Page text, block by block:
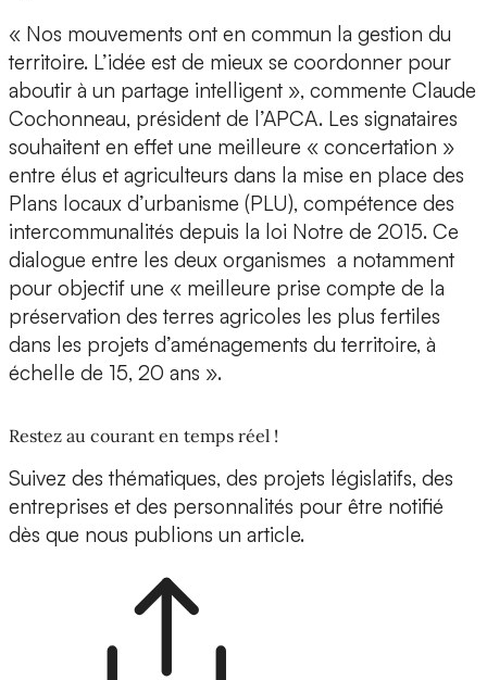
« Nos mouvements ont en commun la gestion du
territoire. L’idée est de mieux se coordonner pour
aboutir à un partage intelligent », commente Claude
Cochonneau, président de l’APCA. Les signataires
souhaitent en effet une meilleure « concertation »
entre élus et agriculteurs dans la mise en place des
Plans locaux d’urbanisme (PLU), compétence des
intercommunalités depuis la loi Notre de 2015. Ce
dialogue entre les deux organismes a notamment
pour objectif une « meilleure prise compte de la
préservation des terres agricoles les plus fertiles
dans les projets d’aménagements du territoire, à
échelle de 15, 20 ans ».
Restez au courant en temps réel !
Suivez des thématiques, des projets législatifs, des
entreprises et des personnalités pour être notifié
dès que nous publions un article.